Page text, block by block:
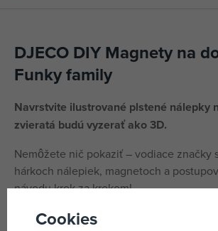
DJECO DIY Magnety na
Funky family
Navrstvite ilustrované plstené nálepky
zvieratá budú vyzerať ako 3D.
Nemôžete nič pokaziť – vodiace značky
hárkoch nálepiek, magnetoch a
návodu krok za krokom!
Obsah:Cookies